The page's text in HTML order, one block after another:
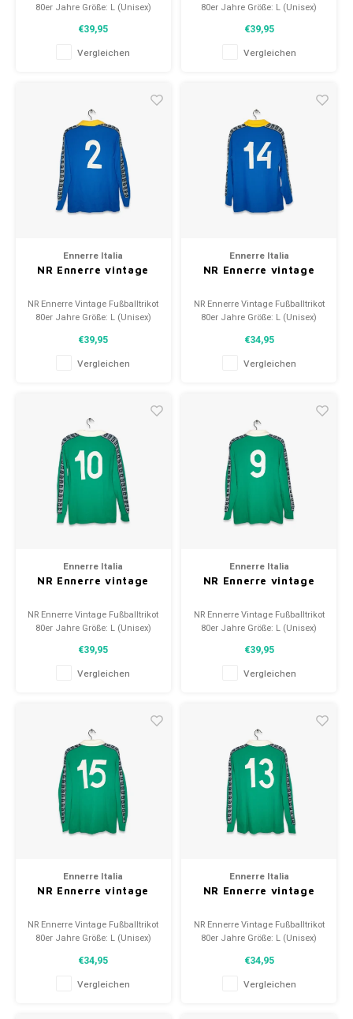
80er Jahre Größe: L (Unisex)
€39,95
Vergleichen
80er Jahre Größe: L (Unisex)
€39,95
Vergleichen
Ennerre Italia
NR Ennerre vintage
NR Ennerre Vintage Fußballtrikot
80er Jahre Größe: L (Unisex)
€39,95
Vergleichen
Ennerre Italia
NR Ennerre vintage
NR Ennerre Vintage Fußballtrikot
80er Jahre Größe: L (Unisex)
€34,95
Vergleichen
Ennerre Italia
NR Ennerre vintage
NR Ennerre Vintage Fußballtrikot
80er Jahre Größe: L (Unisex)
€39,95
Vergleichen
Ennerre Italia
NR Ennerre vintage
NR Ennerre Vintage Fußballtrikot
80er Jahre Größe: L (Unisex)
€39,95
Vergleichen
Ennerre Italia
NR Ennerre vintage
NR Ennerre Vintage Fußballtrikot
80er Jahre Größe: L (Unisex)
€34,95
Vergleichen
Ennerre Italia
NR Ennerre vintage
NR Ennerre Vintage Fußballtrikot
80er Jahre Größe: L (Unisex)
€34,95
Vergleichen